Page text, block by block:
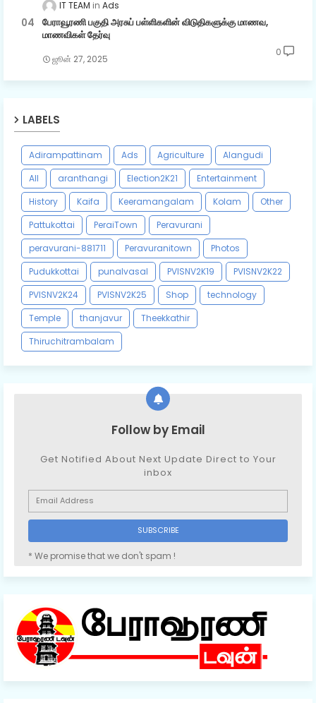
IT TEAM Ads
பேராவூரணி பகுதி அரசுப் பள்ளிகளின் விடுதிகளுக்கு மாணவ,
மாணவிகள் தேர்வு
ஜூன் 27, 2025
0
LABELS
Adirampattinam Ads Agriculture
Alangudi
All
aranthangi Election2K21
Entertainment
History
Kaifa Keeramangalam Kolam
Other
Pattukottai
PeraiTown
Peravurani
peravurani-881711
Peravuranitown
Photos
Pudukkottai
punalvasal PVISNV2K19
PVISNV2K22
PVISNV2K24
PVISNV2K25 Shop
technology
Temple
thanjavur
Theekkathir
Thiruchitrambalam
Follow by Email
Get Notified About Next Update Direct to Your
inbox
* We promise that we don't spam !